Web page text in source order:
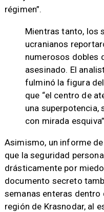
régimen”.
Mientras tanto, los
ucranianos
numerosos dobles
asesinado. El
fulminó la figura
que “el centro de
una superpotencia,
con mirada
Asimismo, un informe
que la seguridad
drásticamente por
documento secreto
semanas enteras dentro
región de Krasnodar, al